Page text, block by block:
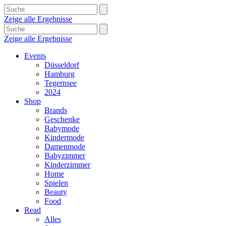
Zeige alle Ergebnisse
Zeige alle Ergebnisse
Events
Düsseldorf
Hamburg
Tegernsee
2024
Shop
Brands
Geschenke
Babymode
Kindermode
Damenmode
Babyzimmer
Kinderzimmer
Home
Spielen
Beauty
Food
Read
Alles